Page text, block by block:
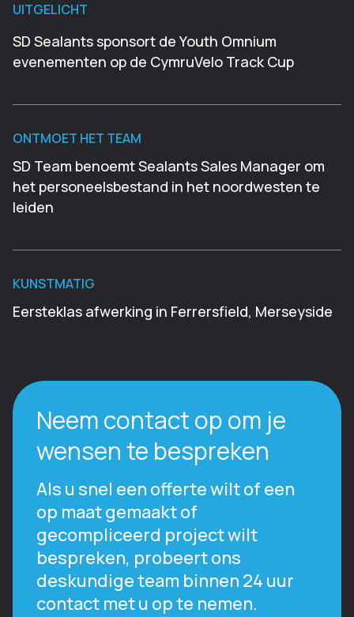
UITGELICHT
SD Sealants sponsort de Youth Omnium
evenementen op de CymruVelo Track Cup
ONTMOET HET TEAM
SD Team benoemt Sealants Sales Manager om
het personeelsbestand in het noordwesten te
leiden
KUNSTMATIG
Eersteklas afwerking in Ferrersfield, Merseyside
Neem contact op om je
wensen te bespreken
Als u snel een offerte wilt of een
op maat gemaakt of
gecompliceerd project wilt
bespreken, probeert ons
deskundige team binnen 24 uur
contact met u op te nemen.